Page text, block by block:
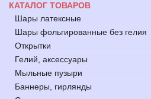
КАТАЛОГ ТОВАРОВ
Шары латексные
Шары фольгированные без гелия
Открытки
Гелий, аксессуары
Мыльные пузыри
Баннеры, гирлянды